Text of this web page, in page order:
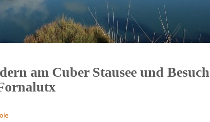
am Cuber Stausee und Besuch